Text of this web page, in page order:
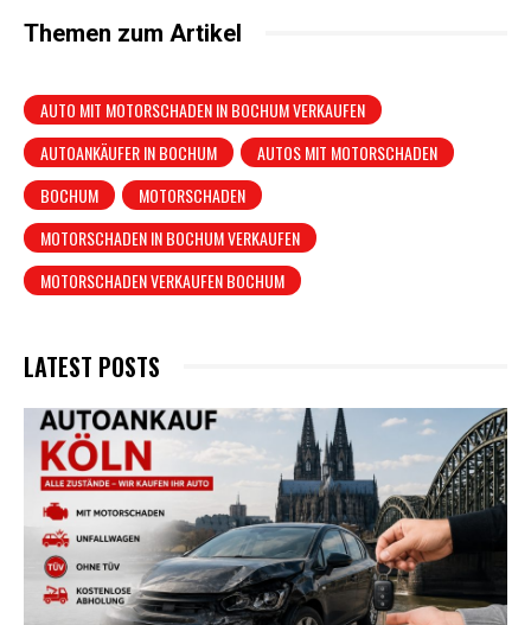
Themen zum Artikel
AUTO MIT MOTORSCHADEN IN BOCHUM VERKAUFEN
AUTOANKÄUFER IN BOCHUM
AUTOS MIT MOTORSCHADEN
BOCHUM
MOTORSCHADEN
MOTORSCHADEN IN BOCHUM VERKAUFEN
MOTORSCHADEN VERKAUFEN BOCHUM
LATEST POSTS